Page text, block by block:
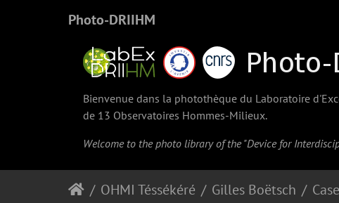
Photo-DRIIHM
Bienvenue dans la photothèque du Laboratoire
de 13 Observatoires Hommes-Milieux.
Welcome to the photo library of the "Device for
OHMI Téssékéré Gilles Boëtsch